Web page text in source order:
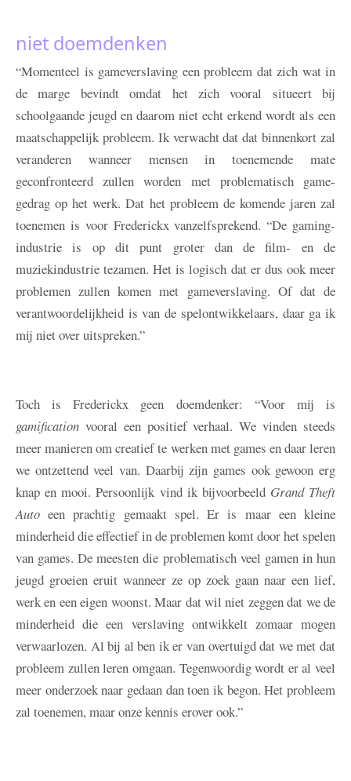
niet doemdenken
“Momenteel is gameverslaving een probleem dat zich wat in
de marge bevindt omdat het zich vooral situeert bij
schoolgaande jeugd en daarom niet echt erkend wordt als een
maatschappelijk probleem. Ik verwacht dat dat binnenkort zal
veranderen wanneer mensen in toenemende mate
geconfronteerd zullen worden met problematisch game-
gedrag op het werk. Dat het probleem de komende jaren zal
toenemen is voor Frederickx vanzelfsprekend. “De gaming-
industrie is op dit punt groter dan de film- en de
muziekindustrie tezamen. Het is logisch dat er dus ook meer
problemen zullen komen met gameverslaving. Of dat de
verantwoordelijkheid is van de spelontwikkelaars, daar ga ik
mij niet over uitspreken.”
Toch is Frederickx geen doemdenker: “Voor mij is
gamification vooral een positief verhaal. We vinden steeds
meer manieren om creatief te werken met games en daar leren
we ontzettend veel van. Daarbij zijn games ook gewoon erg
knap en mooi. Persoonlijk vind ik bijvoorbeeld Grand Theft
Auto een prachtig gemaakt spel. Er is maar een kleine
minderheid die effectief in de problemen komt door het spelen
van games. De meesten die problematisch veel gamen in hun
jeugd groeien eruit wanneer ze op zoek gaan naar een lief,
werk en een eigen woonst. Maar dat wil niet zeggen dat we de
minderheid die een verslaving ontwikkelt zomaar mogen
verwaarlozen. Al bij al ben ik er van overtuigd dat we met dat
probleem zullen leren omgaan. Tegenwoordig wordt er al veel
meer onderzoek naar gedaan dan toen ik begon. Het probleem
zal toenemen, maar onze kennis erover ook.”